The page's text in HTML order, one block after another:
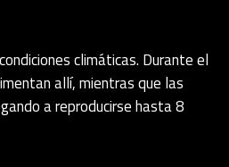
climáticas. Durante el
allí, mientras que las
a reproducirse hasta 8